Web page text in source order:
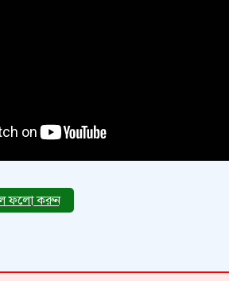
ফলো করুন